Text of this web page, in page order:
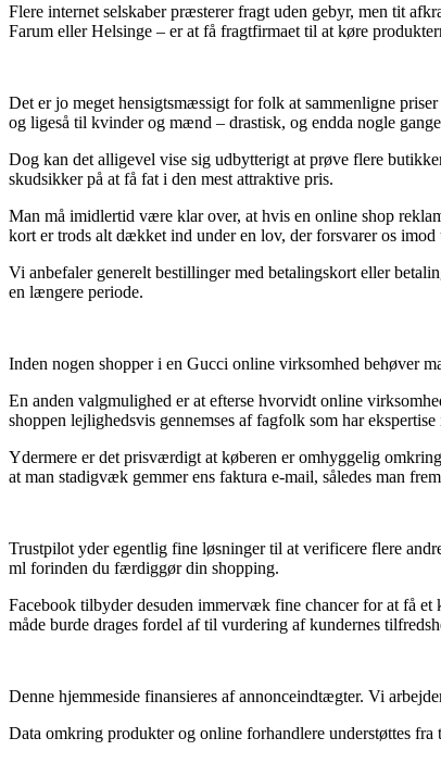
Flere internet selskaber præsterer fragt uden gebyr, men tit
Farum eller Helsinge – er at få fragtfirmaet til at køre
Det er jo meget hensigtsmæssigt for folk at sammenligne
og ligeså til kvinder og mænd – drastisk, og endda nogle
Dog kan det alligevel vise sig udbytterigt at prøve flere
skudsikker på at få fat i den mest attraktive pris.
Man må imidlertid være klar over, at hvis en online shop
kort er trods alt dækket ind under en lov, der forsvarer os
Vi anbefaler generelt bestillinger med betalingskort eller
en længere periode.
Inden nogen shopper i en Gucci online virksomhed behøver
En anden valgmulighed er at efterse hvorvidt online
shoppen lejlighedsvis gennemses af fagfolk som har
Ydermere er det prisværdigt at køberen er omhyggelig
at man stadigvæk gemmer ens faktura e-mail, således man
Trustpilot yder egentlig fine løsninger til at verificere flere
ml forinden du færdiggør din shopping.
Facebook tilbyder desuden immervæk fine chancer for at få
måde burde drages fordel af til vurdering af kundernes
Denne hjemmeside finansieres af annonceindtægter. Vi
Data omkring produkter og online forhandlere understøttes